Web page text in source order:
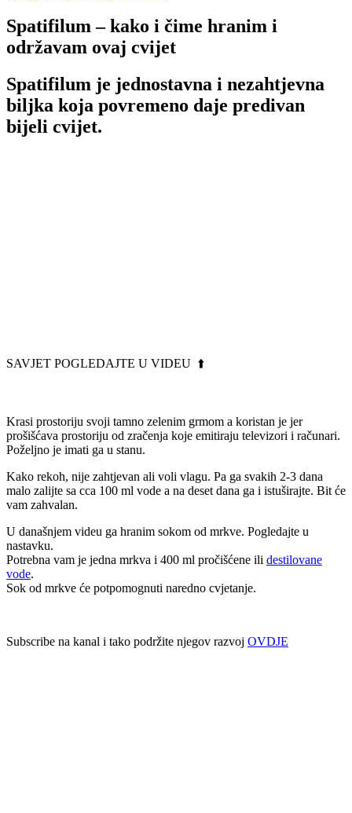
Spatifilum – kako i čime hranim i
održavam ovaj cvijet
Spatifilum je jednostavna i nezahtjevna
biljka koja povremeno daje predivan
bijeli cvijet.
SAVJET POGLEDAJTE U VIDEU ⬆️
Krasi prostoriju svoji tamno zelenim grmom a koristan je jer
prošišćava prostoriju od zračenja koje emitiraju televizori i računari.
Poželjno je imati ga u stanu.
Kako rekoh, nije zahtjevan ali voli vlagu. Pa ga svakih 2-3 dana
malo zalijte sa cca 100 ml vode a na deset dana ga i istuširajte. Bit će
vam zahvalan.
U današnjem videu ga hranim sokom od mrkve. Pogledajte u
nastavku.
Potrebna vam je jedna mrkva i 400 ml pročišćene ili destilovane
vode.
Sok od mrkve će potpomognuti naredno cvjetanje.
Subscribe na kanal i tako podržite njegov razvoj OVDJE